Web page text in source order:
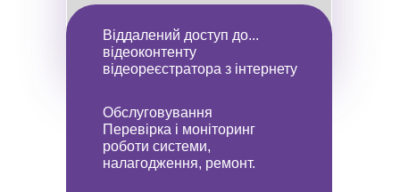
Віддалений доступ до...
відеоконтенту
відеореєстратора з інтернету
Обслуговування
Перевірка і моніторинг
роботи системи,
налагодження, ремонт.